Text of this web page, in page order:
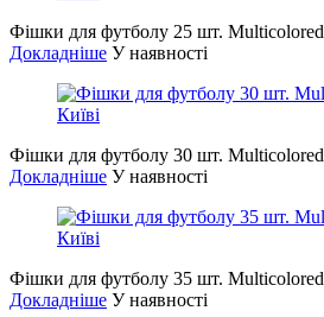
Фішки для футболу 25 шт. Multicolored
Докладніше У наявності
Фішки для футболу 30 шт. Multicolored
Докладніше У наявності
Фішки для футболу 35 шт. Multicolored
Докладніше У наявності